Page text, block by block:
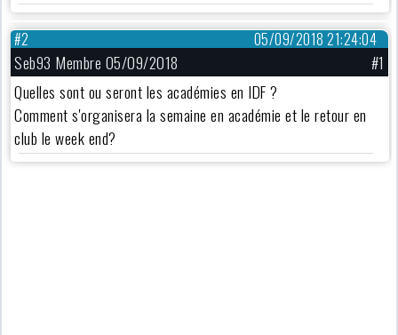
05/09/2018 21:24:04
#2
Seb93 Membre 05/09/2018
#1
Quelles sont ou seront les académies en IDF ?
Comment s'organisera la semaine en académie et le retour en
club le week end?